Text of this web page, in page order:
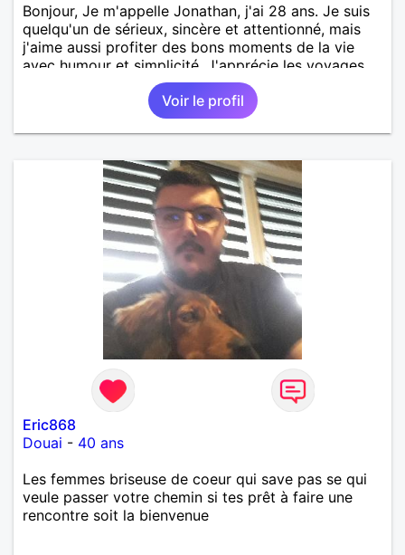
Bonjour, Je m'appelle Jonathan, j'ai 28 ans. Je suis
quelqu'un de sérieux, sincère et attentionné, mais
j'aime aussi profiter des bons moments de la vie
avec humour et simplicité. J'apprécie les voyages,
les découvertes, les jeux vidéo et les moments de
détente. Je suis à la recherche d'une personne
authentique avec qui partager de belles
expériences, construire une relation sérieuse basée
apprécies les conversations sincères, les fous rires
et les personnes qui savent ce qu'elles veulent,
n'hésite pas à venir discuter. Au plaisir de faire
connaissance !
Voir le profil
Eric868
Douai - 40 ans
Les femmes briseuse de coeur qui save pas se qui
veule passer votre chemin si tes prêt à faire une
rencontre soit la bienvenue